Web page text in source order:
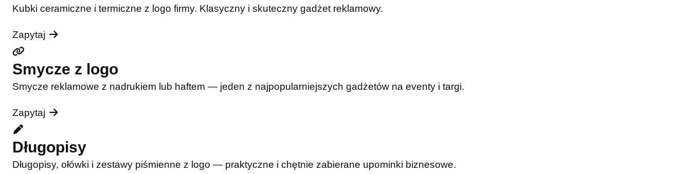
Kubki ceramiczne i termiczne z logo firmy. Klasyczny i skuteczny gadżet reklamowy.
Zapytaj
Smycze z logo
Smycze reklamowe z nadrukiem lub haftem — jeden z najpopularniejszych gadżetów na eventy i targi.
Zapytaj
Długopisy
Długopisy, ołówki i zestawy piśmienne z logo — praktyczne i chętnie zabierane upominki biznesowe.